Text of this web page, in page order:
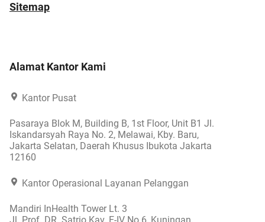
Sitemap
Alamat Kantor Kami
Kantor Pusat
Pasaraya Blok M, Building B, 1st Floor, Unit B1 Jl.
Iskandarsyah Raya No. 2, Melawai, Kby. Baru,
Jakarta Selatan, Daerah Khusus Ibukota Jakarta
12160
Kantor Operasional Layanan Pelanggan
Mandiri InHealth Tower Lt. 3